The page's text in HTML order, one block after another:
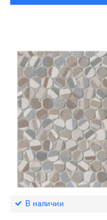
В наличии